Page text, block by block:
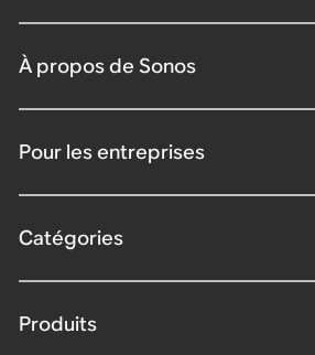
À propos de Sonos
Pour les entreprises
Catégories
Produits